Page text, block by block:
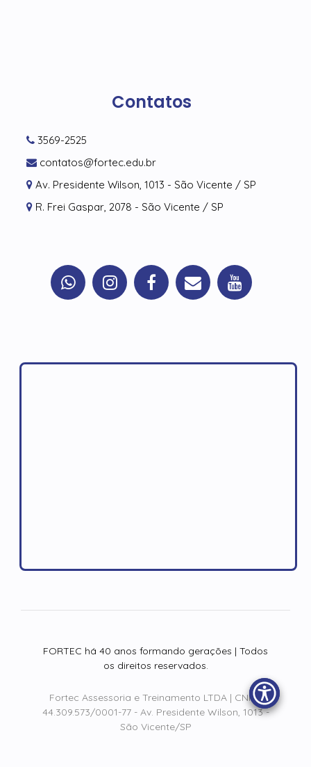
Contatos
3569-2525
contatos@fortec.edu.br
Av. Presidente Wilson, 1013 - São Vicente / SP
R. Frei Gaspar, 2078 - São Vicente / SP
FORTEC há 40 anos formando gerações | Todos
os direitos reservados.
Fortec Assessoria e Treinamento LTDA | CNPJ:
44.309.573/0001-77 - Av. Presidente Wilson, 1013 -
São Vicente/SP